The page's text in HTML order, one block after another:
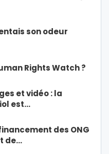
son odeur
Rights Watch ?
et vidéo : la
est…
des ONG
de…